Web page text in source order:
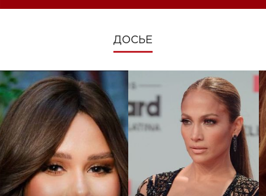
ДОСЬЕ